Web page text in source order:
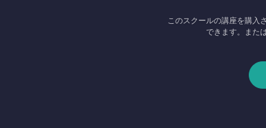
このスクールの講座を購入
できます。また